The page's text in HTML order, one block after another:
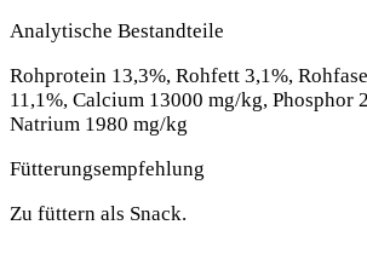
Analytische Bestandteile
Rohprotein 13,3%, Rohfett 3,1%,
11,1%, Calcium 13000 mg/kg, Phosphor
Natrium 1980 mg/kg
Fütterungsempfehlung
Zu füttern als Snack.